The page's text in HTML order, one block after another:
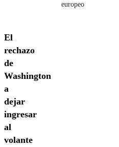
europeo
El
rechazo
de
Washington
a
dejar
ingresar
al
volante